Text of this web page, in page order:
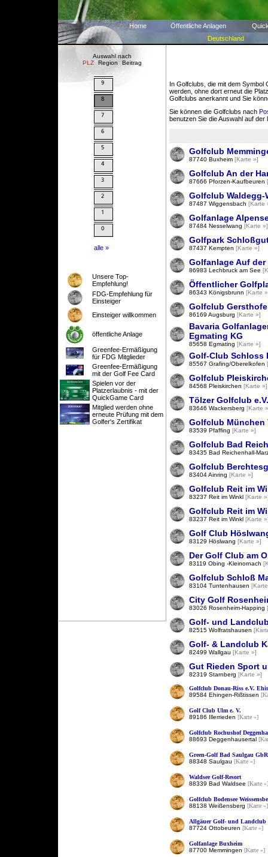
Home Öffentliche Anlagen
Deutschland
Auswahl nach
PLZ
Region Beitrag
alle »
Unsere Top-
Empfehlung!
FDG-Empfehlung für
Einsteiger
Einsteiger willkommen
öffentliche Anlage
Greenfee-Ermäßigung
für FDG Mitglieder
Greenfee-Ermäßigung
mit der Golf Fee Card
Spielen vor der
Platzerlaubnis - mit der
QuickGame Card
Mitglied werden ohne
erneute Prüfung mit dem
Golfer's Zertifikat
In Golfclubs, die mit dem Symbol
werden, ohne dort erneut die
Golfclubs anerkannt und Sie
Sie können die Golfclubs nach
benutzen Sie die Auswahl auf der
Golfclub
87740 Buxheim [Karte »]
Golfclub An der
87666 Pforzen-Kaufbeuren
Golfclub Waldegg-
87487 Wiggensbach [Karte
Golfanlage
87484 Nesselwang [Karte »]
Golfpark
87437 Kempten [Karte »]
Golfanlage Auf der
86983 Lechbruck am See
Öffentlicher
86343 Königsbrunn [Karte
Golfclub
86169 Augsburg [Karte »]
Bavaria
Egmating KG
85658 Egmating [Karte »]
Golf-Club Schloss
85567 Grafing/Oberelkofen
Golfclub
84568 Pleiskirchen [Karte »]
Tölzer Golfclub e.V.
83646 Wackersberg [Karte
Golfclub München
83539 Pfaffing [Karte »]
Golfclub Bad
83435 Bad Reichenhall-
Golfclub
83404 Ainring [Karte »]
Golfclub Reit im
83237 Reit im Winkl [Karte
Golfclub Reit im
83237 Reit im Winkl [Karte
Golf Club
83129 Höslwang [Karte »]
Der Golf Club am
83119 Obing -Kleinornach
Golfclub Schloß
83104 Tuntenhausen
City Golf
83026 Rosenheim-Happing
Golf- und
82515 Wolfratshausen
Golf- & Landclub
82499 Wallgau [Karte »]
Gut Rieden Sport
82319 Starnberg [Karte »]
Golfclub Donau-Riss e.V.
89584 Ehingen-Rißtissen
Golf Club Ulm e. V.
89186 Illerrieden [Karte »]
Golfclub Rochushof
88693 Deggenhausertal
Green-Golf Bad Saulgau
88348 Saulgau [Karte »]
Waldsee Golf-Resort
88339 Bad Waldsee [Karte »]
Golfclub Bodensee
88138 Weißensberg [Karte »]
Allgäuer Golf- und Landclub
87724 Ottobeuren [Karte »]
Golfanlage Buxheim
87700 Memmingen [Karte »]